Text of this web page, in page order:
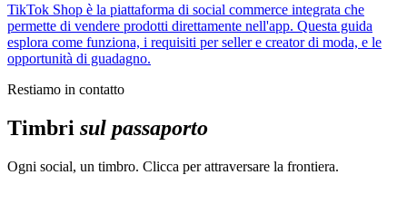
TikTok Shop è la piattaforma di social commerce integrata che
permette di vendere prodotti direttamente nell'app. Questa guida
esplora come funziona, i requisiti per seller e creator di moda, e le
opportunità di guadagno.
Restiamo in contatto
Timbri sul passaporto
Ogni social, un timbro. Clicca per attraversare la frontiera.